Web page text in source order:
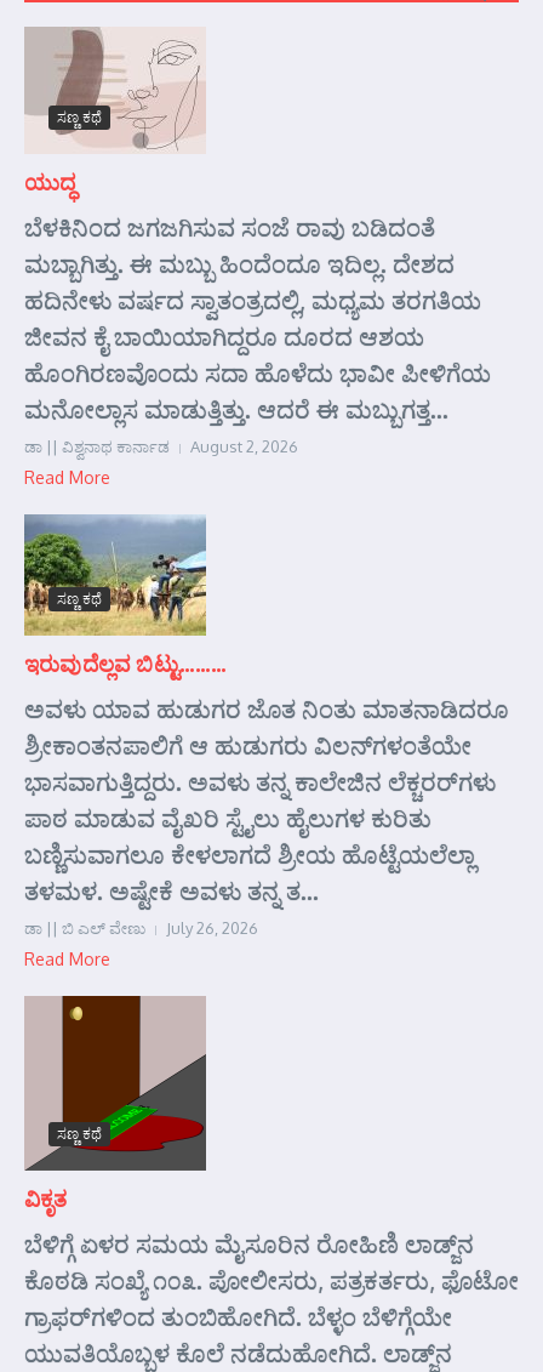
ಸಣ್ಣ ಕಥೆ
ಯುದ್ಧ
ಬೆಳಕಿನಿಂದ ಜಗಜಗಿಸುವ ಸಂಜೆ ರಾವು ಬಡಿದಂತೆ
ಮಬ್ಬಾಗಿತ್ತು. ಈ ಮಬ್ಬು ಹಿಂದೆಂದೂ ಇದಿಲ್ಲ. ದೇಶದ
ಹದಿನೇಳು ವರ್ಷದ ಸ್ವಾತಂತ್ರದಲ್ಲಿ, ಮಧ್ಯಮ ತರಗತಿಯ
ಜೀವನ ಕೈ ಬಾಯಿಯಾಗಿದ್ದರೂ ದೂರದ ಆಶಯ
ಹೊಂಗಿರಣವೊಂದು ಸದಾ ಹೊಳೆದು ಭಾವೀ ಪೀಳಿಗೆಯ
ಮನೋಲ್ಲಾಸ ಮಾಡುತ್ತಿತ್ತು. ಆದರೆ ಈ ಮಬ್ಬುಗತ್ತ...
ಡಾ || ವಿಶ್ವನಾಥ ಕಾರ್ನಾಡ August 2, 2026
Read More
ಸಣ್ಣ ಕಥೆ
ಇರುವುದೆಲ್ಲವ ಬಿಟ್ಟು………
ಅವಳು ಯಾವ ಹುಡುಗರ ಜೊತ ನಿಂತು ಮಾತನಾಡಿದರೂ
ಶ್ರೀಕಾಂತನಪಾಲಿಗೆ ಆ ಹುಡುಗರು ವಿಲನ್‌ಗಳಂತೆಯೇ
ಭಾಸವಾಗುತ್ತಿದ್ದರು. ಅವಳು ತನ್ನ ಕಾಲೇಜಿನ ಲೆಕ್ಚರರ್‌ಗಳು
ಪಾಠ ಮಾಡುವ ವೈಖರಿ ಸ್ಟೈಲು ಹೈಲುಗಳ ಕುರಿತು
ಬಣ್ಣಿಸುವಾಗಲೂ ಕೇಳಲಾಗದೆ ಶ್ರೀಯ ಹೊಟ್ಟೆಯಲೆಲ್ಲಾ
ತಳಮಳ. ಅಷ್ಟೇಕೆ ಅವಳು ತನ್ನ ತ...
ಡಾ || ಬಿ ಎಲ್ ವೇಣು July 26, 2026
Read More
ಸಣ್ಣ ಕಥೆ
ವಿಕೃತ
ಬೆಳಿಗ್ಗೆ ಏಳರ ಸಮಯ ಮೈಸೂರಿನ ರೋಹಿಣಿ ಲಾಡ್ಜ್‌ನ
ಕೊಠಡಿ ಸಂಖ್ಯೆ ೧೦೩. ಪೋಲೀಸರು, ಪತ್ರಕರ್ತರು, ಫೊಟೋ
ಗ್ರಾಫರ್‌ಗಳಿಂದ ತುಂಬಿಹೋಗಿದೆ. ಬೆಳ್ಳಂ ಬೆಳಿಗ್ಗೆಯೇ
ಯುವತಿಯೊಬ್ಬಳ ಕೊಲೆ ನಡೆದುಹೋಗಿದೆ. ಲಾಡ್ಜ್‌ನ